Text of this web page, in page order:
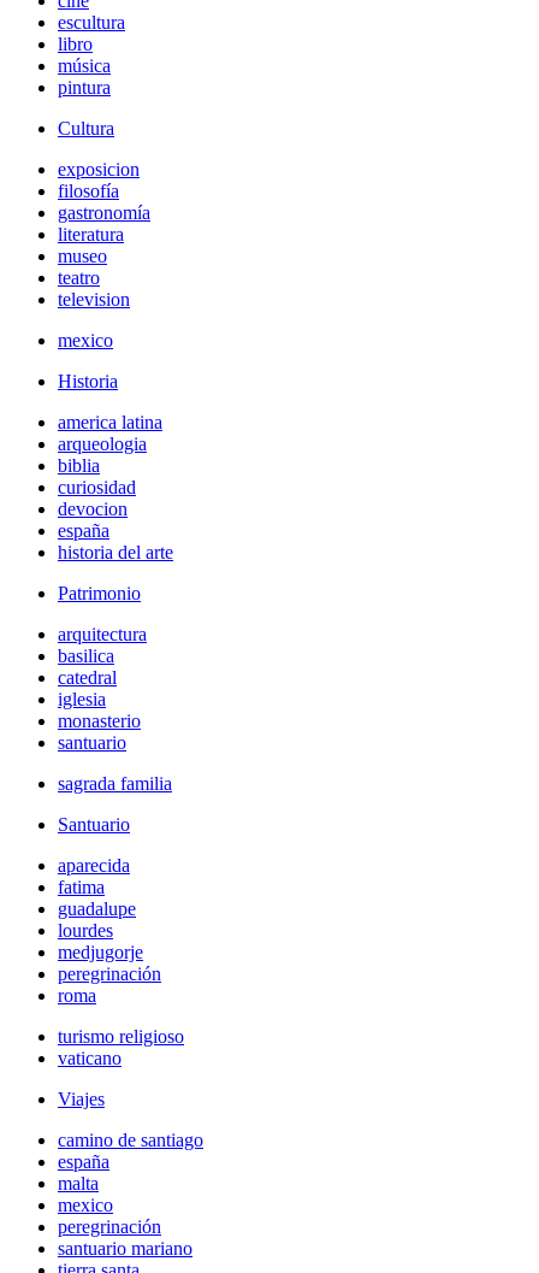
escultura
libro
música
pintura
Cultura
exposicion
filosofía
gastronomía
literatura
museo
teatro
television
mexico
Historia
america latina
arqueologia
biblia
curiosidad
devocion
españa
historia del arte
Patrimonio
arquitectura
basilica
catedral
iglesia
monasterio
santuario
sagrada familia
Santuario
aparecida
fatima
guadalupe
lourdes
medjugorje
peregrinación
roma
turismo religioso
vaticano
Viajes
camino de santiago
españa
malta
mexico
peregrinación
santuario mariano